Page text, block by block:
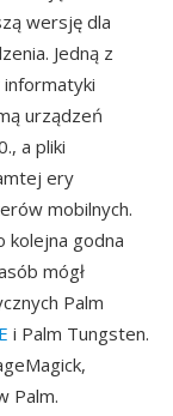
wersję dla
Jedną z
urządzeń
a pliki
ery
mobilnych.
kolejna godna
mógł
Palm
i Palm Tungsten.
Palm.